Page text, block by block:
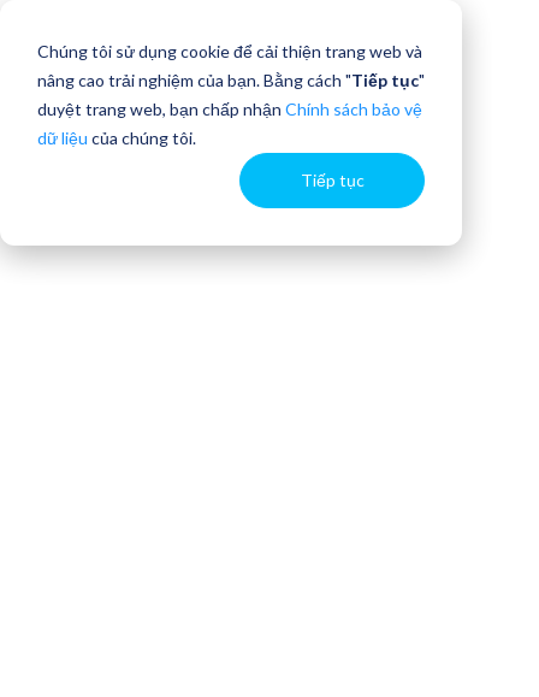
Chúng tôi sử dụng cookie để cải thiện trang web và
nâng cao trải nghiệm của bạn. Bằng cách "Tiếp tục"
duyệt trang web, bạn chấp nhận Chính sách bảo vệ
dữ liệu của chúng tôi.
Tiếp tục